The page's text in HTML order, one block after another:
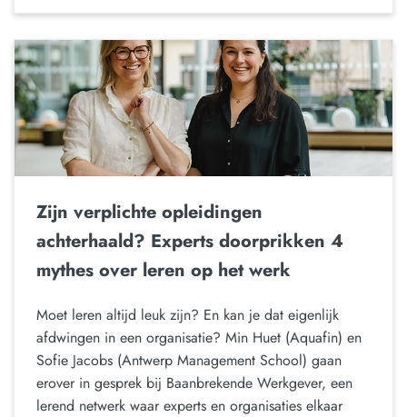
Zijn verplichte opleidingen
achterhaald? Experts doorprikken 4
mythes over leren op het werk
Moet leren altijd leuk zijn? En kan je dat eigenlijk
afdwingen in een organisatie? Min Huet (Aquafin) en
Sofie Jacobs (Antwerp Management School) gaan
erover in gesprek bij Baanbrekende Werkgever, een
lerend netwerk waar experts en organisaties elkaar